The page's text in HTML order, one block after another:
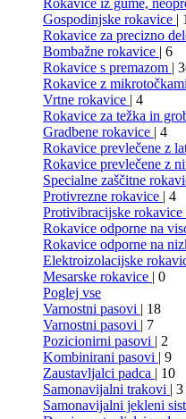
Rokavice iz gume,
Gospodinjske rokavice | 1
Rokavice za precizno
Bombažne rokavice | 6
Rokavice s premazom |
Rokavice z mikrotočkami
Vrtne rokavice | 4
Rokavice za težka in
Gradbene rokavice | 4
Rokavice prevlečene z
Rokavice prevlečene z
Specialne zaščitne
Protivrezne rokavice | 4
Protivibracijske rokavice
Rokavice odporne na
Rokavice odporne na
Elektroizolacijske
Mesarske rokavice | 0
Poglej vse
Varnostni pasovi | 18
Varnostni pasovi | 7
Pozicionirni pasovi | 2
Kombinirani pasovi | 9
Zaustavljalci padca | 10
Samonavijalni trakovi | 3
Samonavijalni jekleni